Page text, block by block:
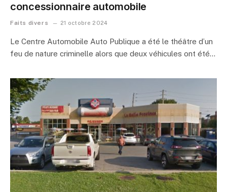
concessionnaire automobile
Faits divers 21 octobre 2024
Le Centre Automobile Auto Publique a été le théâtre d’un
feu de nature criminelle alors que deux véhicules ont été…